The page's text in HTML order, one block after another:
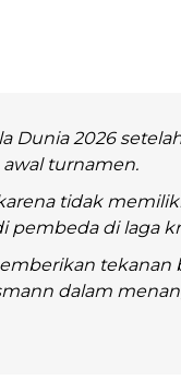
Dunia 2026
turnamen.
tidak
pembeda di laga
tekanan
dalam